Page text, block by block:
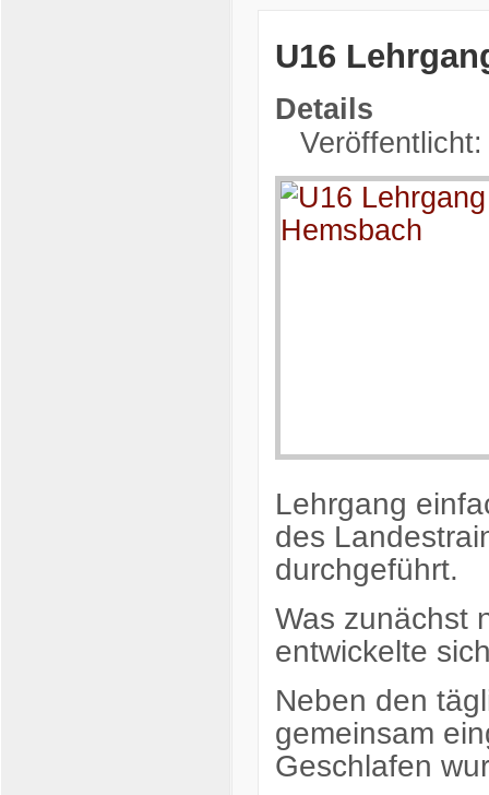
U16
Details
Lehrgang
des
durchgeführt.
Was zunächst
entwickelte
Neben den
gemeinsam
Geschlafen